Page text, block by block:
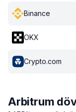
Binance
OKX
Crypto.com
Arbitrum